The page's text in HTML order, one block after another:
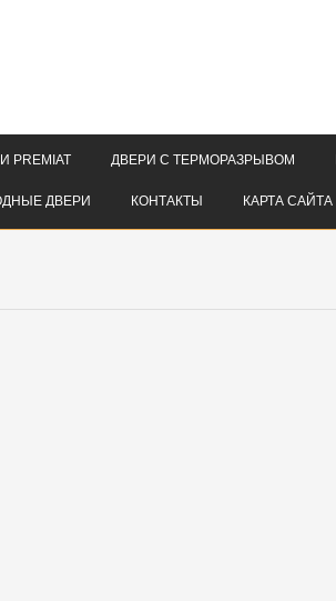
PREMIAT ДВЕРИ С ТЕРМОРАЗРЫВОМ
ДВЕРИ КОНТАКТЫ КАРТА САЙТА